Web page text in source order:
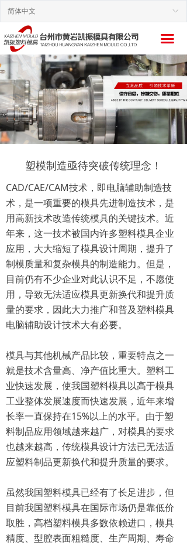
끀
ꀅ
简体中文
塑模制造亟待突破传统理念！
CAD/CAE/CAM技术，即电脑辅助制造技
术，是一项重要的模具先进制造技术，是
用高新技术改造传统模具的关键技术。近
年来，这一技术被国内许多塑料模具企业
应用，大大缩短了模具设计周期，提升了
制模质量和复杂模具的制造能力。但是，
目前仍有不少企业对此认识不足，不愿使
用，导致无法适应模具更新换代和提升质
量的要求，因此大力推广和普及塑料模具
电脑辅助设计技术大有必要。
模具与其他机械产品比较，重要特点之一
就是技术含量高、净产值比重大。塑料工
业快速发展，使我国塑料模具以高于模具
工业整体发展速度而快速发展，近年来增
长率一直保持在15%以上的水平。由于塑
料制品应用领域越来越广，对模具的要求
也越来越高，传统模具设计方法已无法适
应塑料制品更新换代和提升质量的要求。
虽然我国塑料模具已经有了长足进步，但
目前我国塑料模具在国际市场仍是靠低价
取胜，高档塑料模具多数依赖进口，模具
精度、型腔表面粗糙度、生产周期、寿命